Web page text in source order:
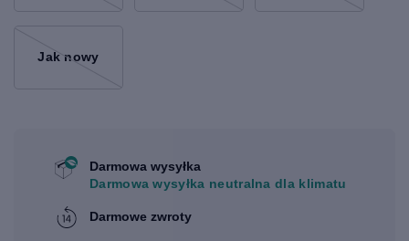
Jak nowy
Darmowa wysyłka
Darmowa wysyłka neutralna dla klimatu
Darmowe zwroty